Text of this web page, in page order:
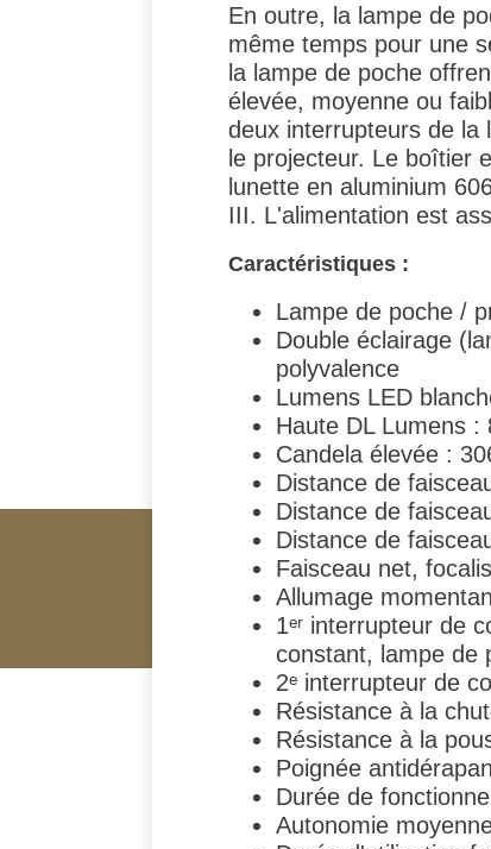
En outre, la lampe de
même temps pour une
la lampe de poche
élevée, moyenne ou
deux interrupteurs de la
le projecteur. Le boîtier
lunette en aluminium
III. L'alimentation est
Caractéristiques :
Lampe de poche /
Double éclairage
polyvalence
Lumens LED
Haute DL Lumens :
Candela élevée :
Distance de
Distance de
Distance de
Faisceau net,
Allumage
1ᵉʳ interrupteur de
constant, lampe de
2ᵉ interrupteur de
Résistance à la
Résistance à la
Poignée
Durée de
Autonomie